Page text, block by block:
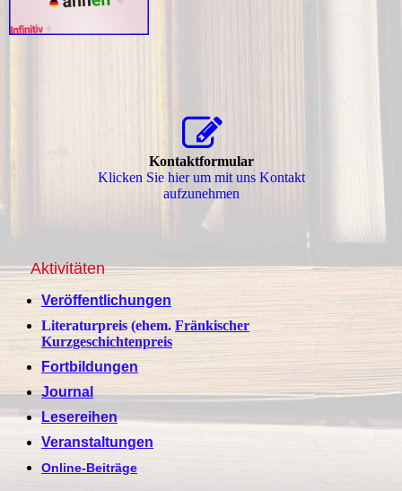
Kontaktformular
Klicken Sie hier um mit uns Kontakt
aufzunehmen
Aktivitäten
Veröffentlichungen
Literaturpreis (ehem. Fränkischer
Kurzgeschichtenpreis
Fortbildungen
Journal
Lesereihen
Veranstaltungen
Online-Beiträge